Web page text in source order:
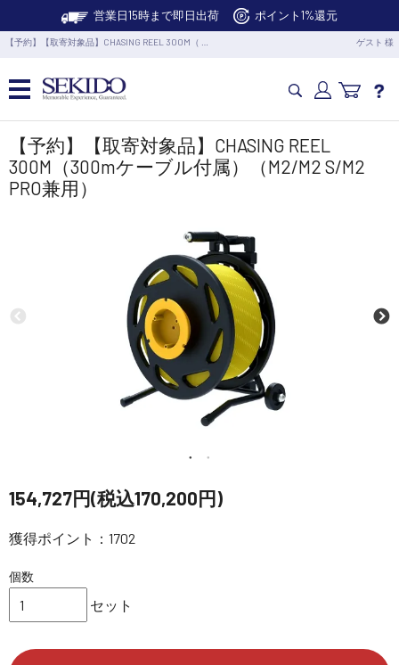
営業日15時まで即日出荷 ポイント1%還元
【予約】【取寄対象品】CHASING REEL 300M（ … ゲスト 様
カメラドローン・生活家電
カメラ・スタビライザー
業務用ドローン・業務関連製品
水中ドローン(ROV)・水中スクーター
講習会･国家資格･WEBセミナー
SEKIDO
【予約】【取寄対象品】CHASING REEL
300M（300mケーブル付属）（M2/M2 S/M2
PRO兼用）
154,727円(税込170,200円)
獲得ポイント：1702
個数
セット